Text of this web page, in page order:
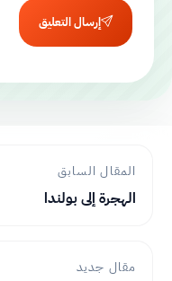
إرسال التعليق
المقال السابق
الهجرة إلى بولندا
مقال جديد